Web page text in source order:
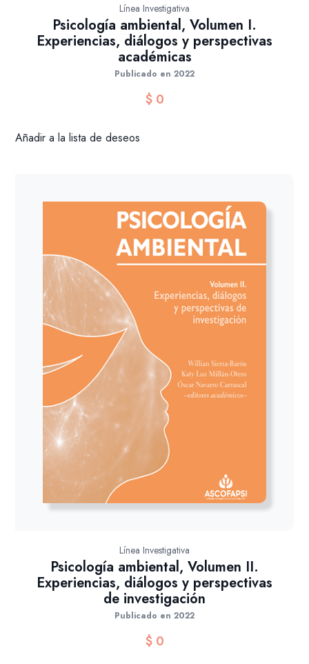
Línea Investigativa
Psicología ambiental, Volumen I.
Experiencias, diálogos y perspectivas
académicas
Publicado en 2022
$0
Añadir a la lista de deseos
Línea Investigativa
Psicología ambiental, Volumen II.
Experiencias, diálogos y perspectivas
de investigación
Publicado en 2022
$0